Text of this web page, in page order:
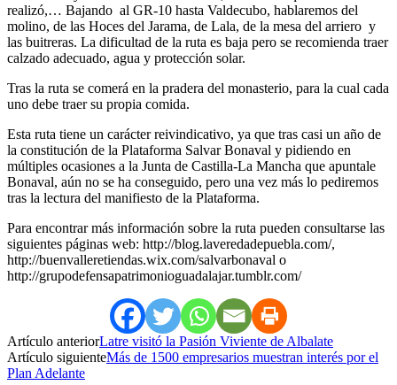
realizó,… Bajando al GR-10 hasta Valdecubo, hablaremos del
molino, de las Hoces del Jarama, de Lala, de la mesa del arriero y
las buitreras. La dificultad de la ruta es baja pero se recomienda traer
calzado adecuado, agua y protección solar.
Tras la ruta se comerá en la pradera del monasterio, para la cual cada
uno debe traer su propia comida.
Esta ruta tiene un carácter reivindicativo, ya que tras casi un año de
la constitución de la Plataforma Salvar Bonaval y pidiendo en
múltiples ocasiones a la Junta de Castilla-La Mancha que apuntale
Bonaval, aún no se ha conseguido, pero una vez más lo pediremos
tras la lectura del manifiesto de la Plataforma.
Para encontrar más información sobre la ruta pueden consultarse las
siguientes páginas web: http://blog.laveredadepuebla.com/,
http://buenvalleretiendas.wix.com/salvarbonaval o
http://grupodefensapatrimonioguadalajar.tumblr.com/
Artículo anteriorLatre visitó la Pasión Viviente de Albalate
Artículo siguienteMás de 1500 empresarios muestran interés por el
Plan Adelante